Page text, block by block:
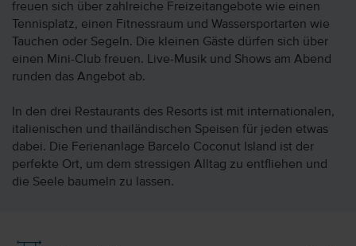
freuen sich über zahlreiche Freizeitangebote wie einen
Tennisplatz, einen Fitnessraum und Wassersportarten wie
Tauchen oder Segeln. Die kleinen Gäste dürfen sich über
einen Mini-Club freuen. Live-Musik und Shows am Abend
runden das Angebot ab.
In den drei Restaurants des Resorts ist mit internationalen,
italienischen und thailändischen Speisen für jeden etwas
dabei. Die Ferienanlage Barcelo Coconut Island ist der
perfekte Ort, um dem stressigen Alltag zu entfliehen und
die Seele baumeln zu lassen.